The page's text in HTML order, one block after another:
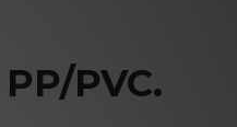
PVC.